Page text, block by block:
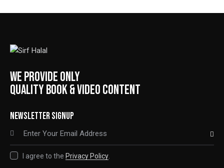
WE PROVIDE ONLY
QUALITY BOOK & VIDEO CONTENT
NEWSLETTER SIGNUP
SUBSCRIBE
I agree to the Privacy Policy